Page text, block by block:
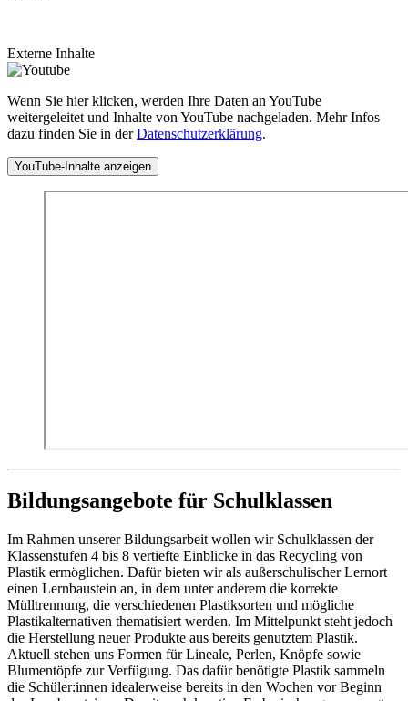
Externe Inhalte
Wenn Sie hier klicken, werden Ihre Daten an YouTube
weitergeleitet und Inhalte von YouTube nachgeladen. Mehr Infos
dazu finden Sie in derDatenschutzerklärung.
YouTube-Inhalte anzeigen
Bildungsangebote für Schulklassen
Im Rahmen unserer Bildungsarbeit wollen wir Schulklassen der
Klassenstufen 4 bis 8 vertiefte Einblicke in das Recycling von
Plastik ermöglichen. Dafür bieten wir als außerschulischer Lernort
einen Lernbaustein an, in dem unter anderem die korrekte
Mülltrennung, die verschiedenen Plastiksorten und mögliche
Plastikalternativen thematisiert werden. Im Mittelpunkt steht jedoch
die Herstellung neuer Produkte aus bereits genutztem Plastik.
Aktuell stehen uns Formen für Lineale, Perlen, Knöpfe sowie
Blumentöpfe zur Verfügung. Das dafür benötigte Plastik sammeln
die Schüler:innen idealerweise bereits in den Wochen vor Beginn